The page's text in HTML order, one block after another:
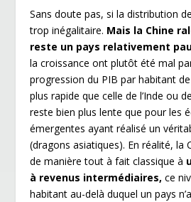
Sans doute pas, si la distribution
trop inégalitaire. Mais la Chine
reste un pays relativement
la croissance ont plutôt été mal
progression du PIB par habitant
plus rapide que celle de l’Inde ou
reste bien plus lente que pour les
émergentes ayant réalisé un
(dragons asiatiques). En réalité, la
de manière tout à fait classique à
à revenus intermédiaires, ce
habitant au-delà duquel un pays